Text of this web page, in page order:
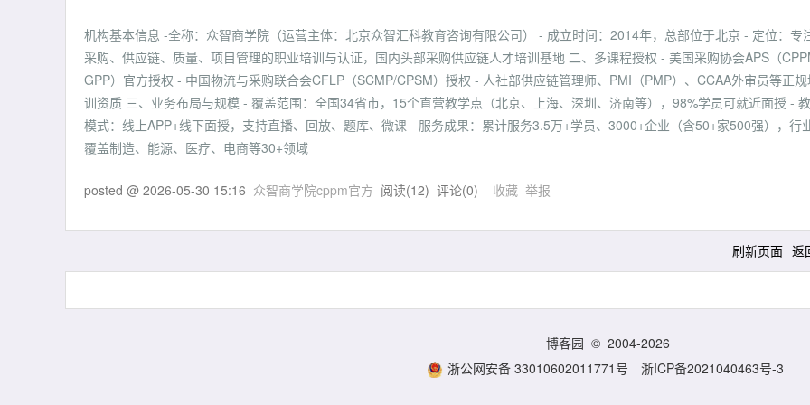
机构基本信息 -全称：众智商学院（运营主体：北京众智汇科教育咨询有限公司） - 成立时间：2014年，总部位于北京 - 定位：专
采购、供应链、质量、项目管理的职业培训与认证，国内头部采购供应链人才培训基地 二、多课程授权 - 美国采购协会APS（
GPP）官方授权 - 中国物流与采购联合会CFLP（SCMP/CPSM）授权 - 人社部供应链管理师、PMI（PMP）、CCAA外审员等正
训资质 三、业务布局与规模 - 覆盖范围：全国34省市，15个直营教学点（北京、上海、深圳、济南等），98%学员可就近面授 -
模式：线上APP+线下面授，支持直播、回放、题库、微课 - 服务成果：累计服务3.5万+学员、3000+企业（含50+家500强），行
覆盖制造、能源、医疗、电商等30+领域
posted @ 2026-05-30 15:16 众智商学院cppm官方 阅读(12) 评论(0) 收藏 举报
刷新页面 返
博客园 © 2004-2026
浙公网安备 33010602011771号
浙ICP备2021040463号-3